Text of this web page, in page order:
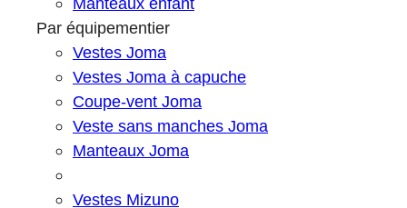
Par équipementier
Vestes Joma
Vestes Joma à capuche
Coupe-vent Joma
Veste sans manches Joma
Manteaux Joma
Vestes Mizuno